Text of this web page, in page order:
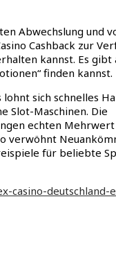
Abwechslung
Cashback zur
kannst. Es
finden kannst.
lohnt sich schnelles
Slot-Maschinen. Die
echten
verwöhnt
für beliebte
casino-